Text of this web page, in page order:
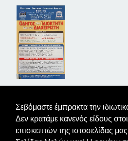
Σεβόμαστε έμπρακτα την
Δεν κρατάμε κανενός είδους
επισκεπτών της ιστοσελίδας
ΤΑ ΝΕΑ ΤΩΝ ΙΔΙΟΚΤΗΤΩΝ